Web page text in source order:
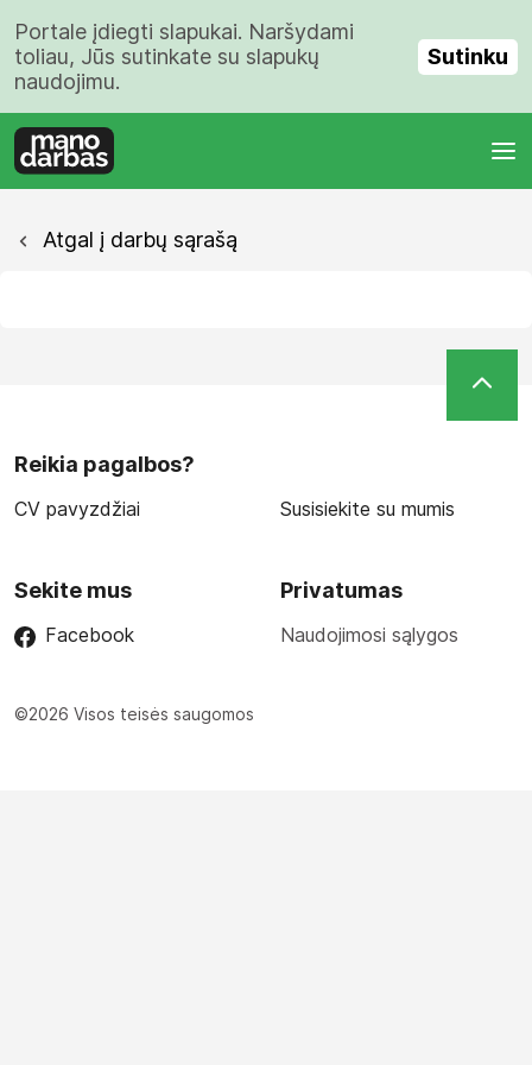
Portale įdiegti slapukai. Naršydami
toliau, Jūs sutinkate su slapukų
naudojimu.
Sutinku
Atgal į darbų sąrašą
Reikia pagalbos?
CV pavyzdžiai Susisiekite su mumis
Sekite mus
Facebook
Privatumas
Naudojimosi sąlygos
©2026 Visos teisės saugomos